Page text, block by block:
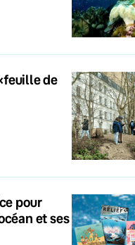
de
pour
et ses